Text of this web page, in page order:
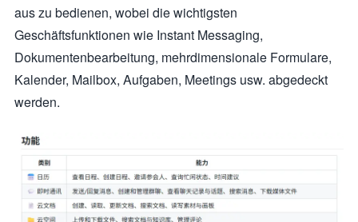
aus zu bedienen, wobei die wichtigsten
Geschäftsfunktionen wie Instant Messaging,
Dokumentenbearbeitung, mehrdimensionale Formulare,
Kalender, Mailbox, Aufgaben, Meetings usw. abgedeckt
werden.